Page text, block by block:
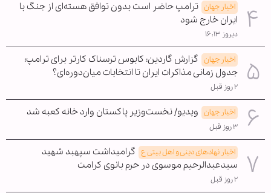
اخبار جهان ترامپ حاضر است بدون توافق هسته‌ای از جنگ با
ایران خارج شود
دیروز ۱۶:۱۳
اخبار جهان گزارش گاردین: کابوس ترسناک کارتر برای ترامپ؛
جدول زمانی مذاکرات ایران تا انتخابات میان‌دوره‌ای؟
۲ روز قبل
اخبار جهان ویدیو/ نخست‌وزیر پاکستان وارد خانه کعبه شد
۳ روز قبل
اخبار نهادهای دینی و اهل بیتی ع گرامیداشت سپهبد شهید
سیدعبدالرحیم موسوی در حرم بانوی کرامت
۲ روز قبل